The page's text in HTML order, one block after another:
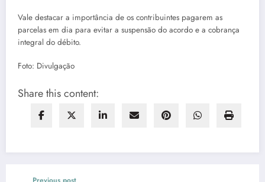
Vale destacar a importância de os contribuintes pagarem as
parcelas em dia para evitar a suspensão do acordo e a cobrança
integral do débito.
Foto: Divulgação
Share this content: